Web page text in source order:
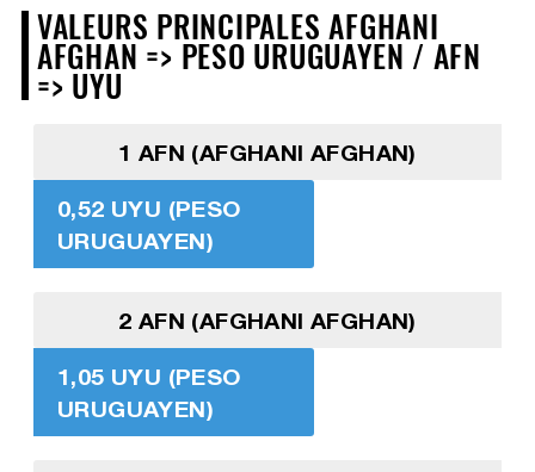
VALEURS PRINCIPALES AFGHANI
AFGHAN => PESO URUGUAYEN / AFN
=> UYU
1 AFN (AFGHANI AFGHAN)
0,52 UYU (PESO
URUGUAYEN)
2 AFN (AFGHANI AFGHAN)
1,05 UYU (PESO
URUGUAYEN)